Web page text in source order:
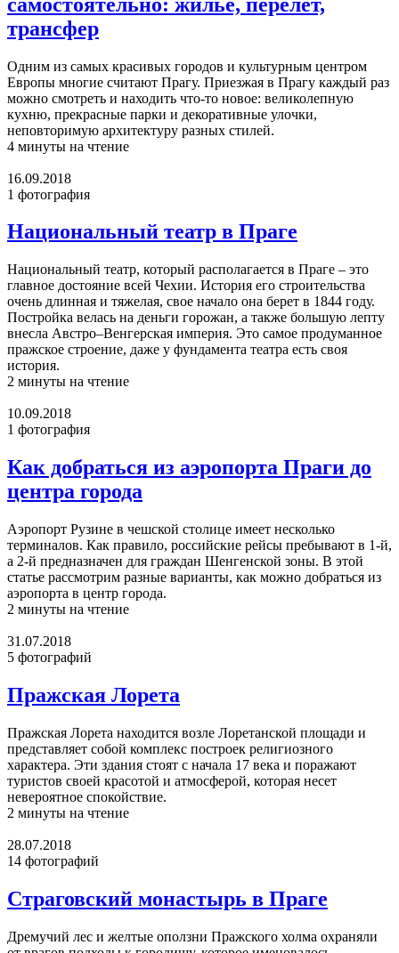
трансфер
Одним из самых красивых городов и культурным центром
Европы многие считают Прагу. Приезжая в Прагу каждый раз
можно смотреть и находить что-то новое: великолепную
кухню, прекрасные парки и декоративные улочки,
неповторимую архитектуру разных стилей.
4 минуты на чтение
16.09.2018
1 фотография
Национальный театр в Праге
Национальный театр, который располагается в Праге – это
главное достояние всей Чехии. История его строительства
очень длинная и тяжелая, свое начало она берет в 1844 году.
Постройка велась на деньги горожан, а также большую лепту
внесла Австро–Венгерская империя. Это самое продуманное
пражское строение, даже у фундамента театра есть своя
история.
2 минуты на чтение
10.09.2018
1 фотография
Как добраться из аэропорта Праги до
центра города
Аэропорт Рузине в чешской столице имеет несколько
терминалов. Как правило, российские рейсы пребывают в 1-й,
а 2-й предназначен для граждан Шенгенской зоны. В этой
статье рассмотрим разные варианты, как можно добраться из
аэропорта в центр города.
2 минуты на чтение
31.07.2018
5 фотографий
Пражская Лорета
Пражская Лорета находится возле Лоретанской площади и
представляет собой комплекс построек религиозного
характера. Эти здания стоят с начала 17 века и поражают
туристов своей красотой и атмосферой, которая несет
невероятное спокойствие.
2 минуты на чтение
28.07.2018
14 фотографий
Страговский монастырь в Праге
Дремучий лес и желтые оползни Пражского холма охраняли